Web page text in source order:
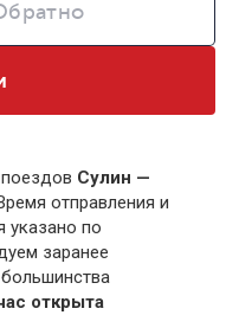
Сулин —
отправления и
указано по
заранее
открыта